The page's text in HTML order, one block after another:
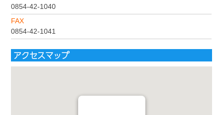
0854-42-1040
FAX
0854-42-1041
アクセスマップ